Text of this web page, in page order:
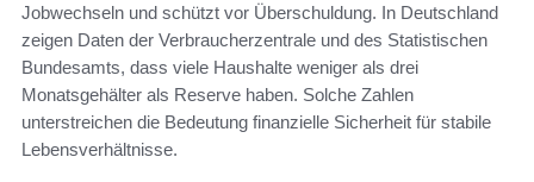
Jobwechseln und schützt vor Überschuldung. In Deutschland
zeigen Daten der Verbraucherzentrale und des Statistischen
Bundesamts, dass viele Haushalte weniger als drei
Monatsgehälter als Reserve haben. Solche Zahlen
unterstreichen die Bedeutung finanzielle Sicherheit für stabile
Lebensverhältnisse.